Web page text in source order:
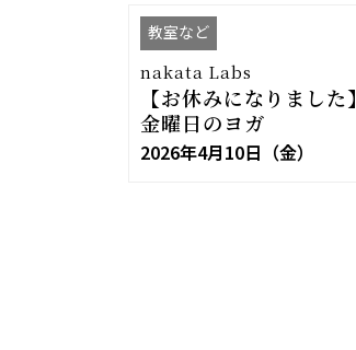
教室など
nakata Labs
【お休みになりました】
金曜日のヨガ
2026年4月10日（金）